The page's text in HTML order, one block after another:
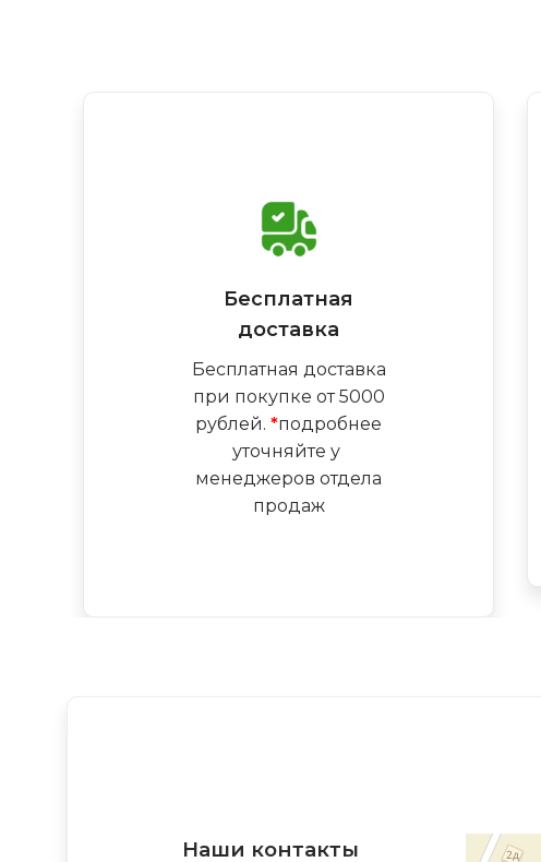
Бесплатная
доставка
Бесплатная доставка
при покупке от 5000
рублей.*подробнее
уточняйте у
менеджеров отдела
продаж
Наши контакты